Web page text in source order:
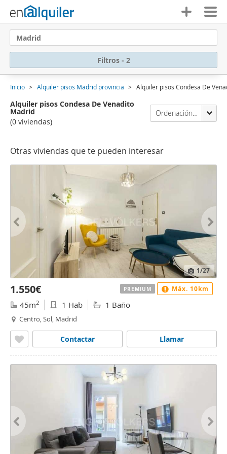
Madrid
Filtros - 2
Inicio Alquiler pisos Madrid provincia Alquiler pisos Condesa De
Alquiler pisos Condesa De Venadito
Madrid
(0 viviendas)
Ordenación Enalquiler
Otras viviendas que te pueden interesar
1/27
1.550€
45m2 1 Hab 1 Baño
Centro, Sol, Madrid
Llamar
Contactar
PREMIUM Máx. 10km